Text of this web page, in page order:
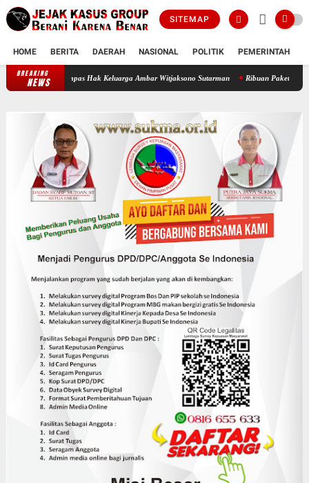
SITEMAP
HOME BERITA DAERAH NASIONAL POLITIK PEMERINTAH
BREAKING
NEWSOknum Polisi Kebon Jeruk Jadi Backing Mafia Tanah Merampas Hak